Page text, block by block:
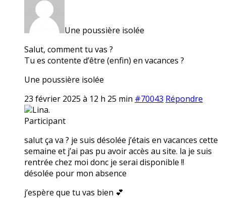
Une poussière isolée
Salut, comment tu vas ?
Tu es contente d’être (enfin) en vacances ?
Une poussière isolée
23 février 2025 à 12 h 25 min #70043 Répondre
Lina.
Participant
salut ça va ? je suis désolée j’étais en vacances cette
semaine et j’ai pas pu avoir accès au site. la je suis
rentrée chez moi donc je serai disponible !!
désolée pour mon absence
j’espère que tu vas bien 💕